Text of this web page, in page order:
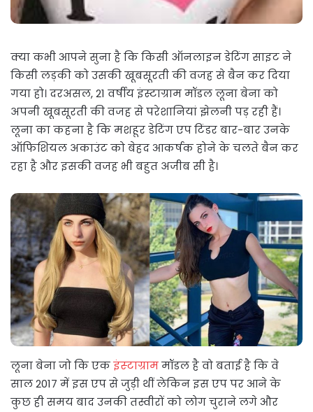
क्‍या कभी आपने सुना है कि किसी ऑनलाइन डेटिंग साइट ने
किसी लड़की को उसकी खूबसूरती की वजह से बैन कर दिया
गया हो। दरअसल, 21 वर्षीय इंस्टाग्राम मॉडल लूना बेना को
अपनी खूबसूरती की वजह से परेशानियां झेलनी पड़ रही हैं।
लूना का कहना है कि मशहूर डेटिंग एप टिंडर बार-बार उनके
ऑफिशियल अकाउंट को बेहद आकर्षक होने के चलते बैन कर
रहा है और इसकी वजह भी बहुत अजीब सी है।
लूना बेना जो कि एकइंस्‍टाग्राममॉडल है वो बताई है कि वे
साल 2017 में इस एप से जुड़ी थीं लेकिन इस एप पर आने के
कुछ ही समय बाद उनकी तस्वीरों को लोग चुराने लगे और